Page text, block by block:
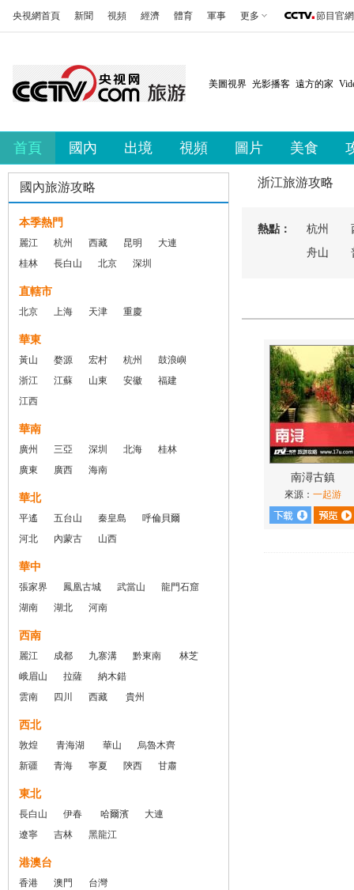
央視網首頁 新聞 視頻 經濟 體育 軍事 更多 節目官網
美圖視界 光影播客 遠方的家
首頁 國內 出境 視頻 圖片 美食
國內旅游攻略
本季熱門
麗江 杭州 西藏 昆明
大連
桂林
長白山 北京 深圳
直轄市
北京 上海 天津 重慶
華東
黃山 婺源 宏村 杭州
鼓浪嶼
浙江
江蘇 山東 安徽
福建
江西
華南
廣州 三亞 深圳 北海
桂林
廣東
廣西 海南
華北
平遙 五台山 秦皇島
呼倫貝爾
河北
內蒙古 山西
華中
張家界 鳳凰古城 武當山
龍門石窟
湖南
湖北 河南
西南
麗江 成都 九寨溝 黔東南
林芝
峨眉山
拉薩
納木錯
雲南
四川 西藏 貴州
西北
敦煌 青海湖 華山
烏魯木齊
新疆
青海 寧夏 陝西 甘肅
東北
長白山 伊春 哈爾濱
大連
遼寧
吉林 黑龍江
港澳台
香港 澳門 台灣
浙江旅游攻略
熱點： 杭州
舟山
南潯古鎮
來源： 一起游